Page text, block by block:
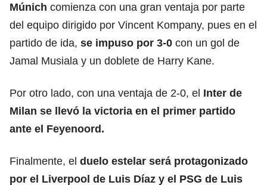
Múnich comienza con una gran ventaja por parte
del equipo dirigido por Vincent Kompany, pues en el
partido de ida, se impuso por 3-0 con un gol de
Jamal Musiala y un doblete de Harry Kane.
Por otro lado, con una ventaja de 2-0, el Inter de
Milan se llevó la victoria en el primer partido
ante el Feyenoord.
Finalmente, el duelo estelar será protagonizado
por el Liverpool de Luis Díaz y el PSG de Luis